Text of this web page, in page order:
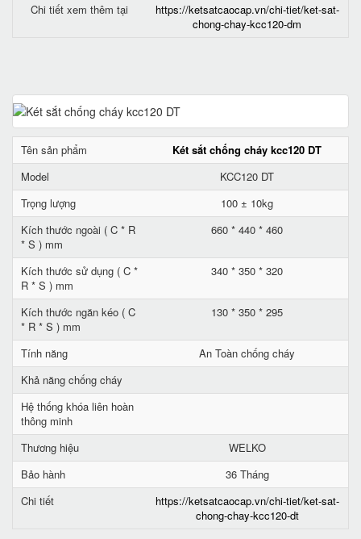
Chi tiết xem thêm tại
https://ketsatcaocap.vn/chi-tiet/ket-sat-
chong-chay-kcc120-dm
Tên sản phẩm
Két sắt chống cháy kcc120 DT
Model
KCC120 DT
Trọng lượng
100 ± 10kg
Kích thước ngoài ( C * R
* S ) mm
660 * 440 * 460
Kích thước sử dụng ( C *
R * S ) mm
340 * 350 * 320
Kích thước ngăn kéo ( C
* R * S ) mm
130 * 350 * 295
Tính năng
An Toàn chống cháy
Khả năng chống cháy
Hệ thống khóa liên hoàn
thông minh
Thương hiệu
WELKO
Bảo hành
36 Tháng
Chi tiết
https://ketsatcaocap.vn/chi-tiet/ket-sat-
chong-chay-kcc120-dt